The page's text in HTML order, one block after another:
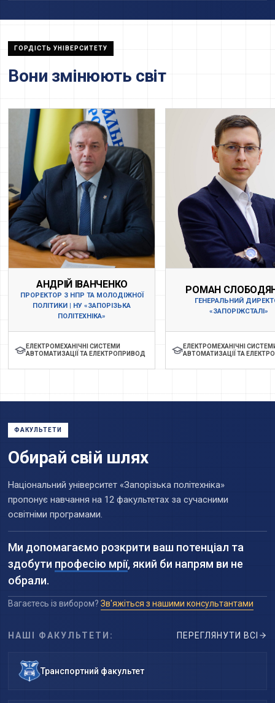
Вони змінюють світ
АНДРІЙ ІВАНЧЕНКО
ПРОРЕКТОР З НПР ТА МОЛОДІЖНОЇ
ПОЛІТИКИ | НУ «ЗАПОРІЗЬКА
ЕЛЕКТРОМЕХАНІЧНІ СИСТЕМИ
РОМАН
ГЕНЕРАЛЬНИЙ
ЕЛЕКТРОМЕХАНІЧНІ
Обирай свій шлях
Національний університет «Запорізька політехніка»
пропонує навчання на 12 факультетах за сучасними
освітніми програмами.
Ми допомагаємо розкрити ваш потенціал та
здобутипрофесію мрії, який би напрям ви не
обрали.
Вагаєтесь із вибором?Зв'яжіться з нашими консультантами
НАШІ ФАКУЛЬТЕТИ: ПЕРЕГЛЯНУТИ ВСІ
Транспортний факультет